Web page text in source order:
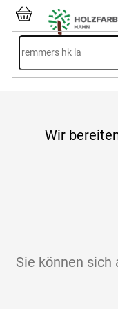
Inhalt
springenWARENKORB
Wir
Sie können sich